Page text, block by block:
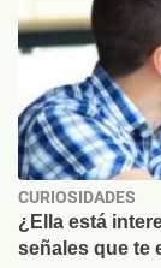
CURIOSIDADES
¿Ella está
señales que te